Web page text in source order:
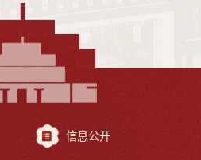
信息公开